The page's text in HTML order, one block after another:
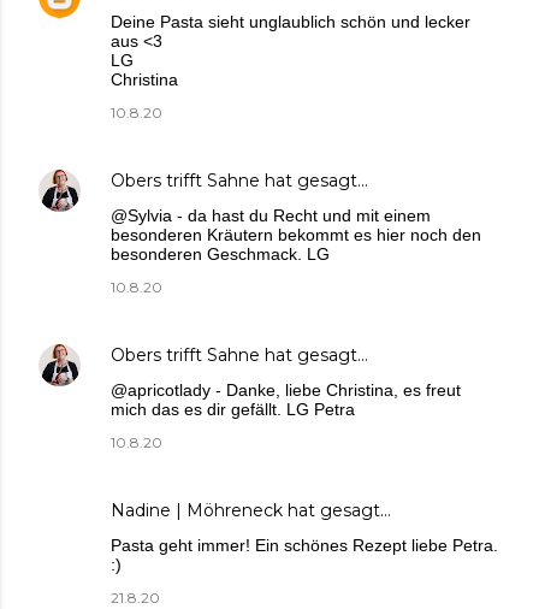
Deine Pasta sieht unglaublich schön und lecker
aus <3
LG
Christina
10.8.20
Obers trifft Sahne hat gesagt…
@Sylvia - da hast du Recht und mit einem
besonderen Kräutern bekommt es hier noch den
besonderen Geschmack. LG
10.8.20
Obers trifft Sahne hat gesagt…
@apricotlady - Danke, liebe Christina, es freut
mich das es dir gefällt. LG Petra
10.8.20
Nadine | Möhreneck hat gesagt…
Pasta geht immer! Ein schönes Rezept liebe Petra.
:)
21.8.20